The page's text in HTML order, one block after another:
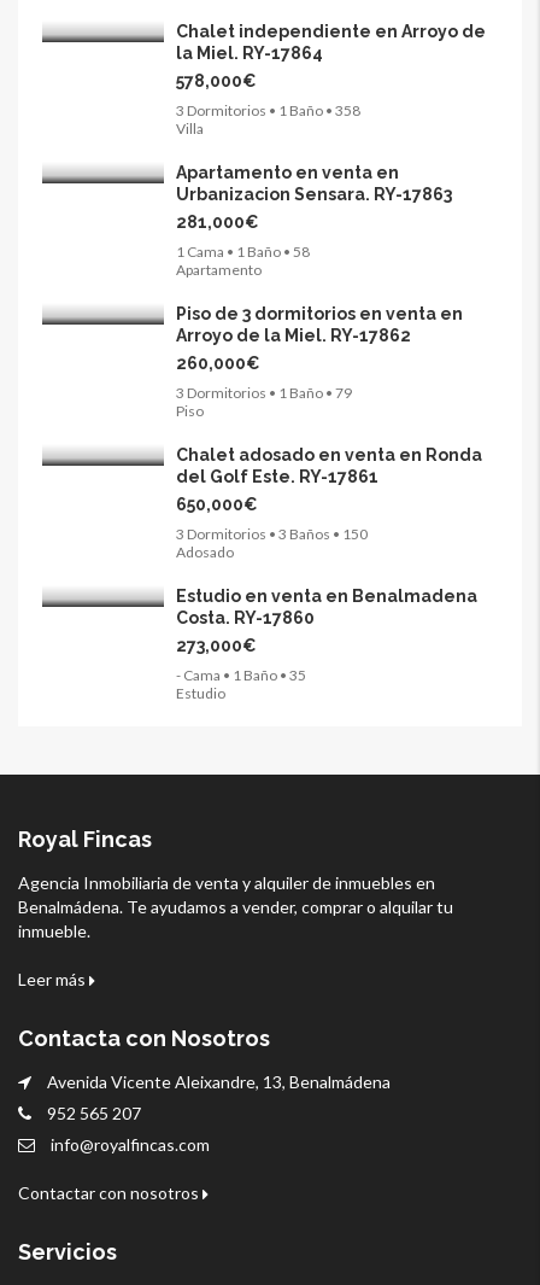
Chalet independiente en Arroyo de
la Miel. RY-17864
578,000€
3 Dormitorios • 1 Baño • 358
Villa
Apartamento en venta en
Urbanizacion Sensara. RY-17863
281,000€
1 Cama • 1 Baño • 58
Apartamento
Piso de 3 dormitorios en venta en
Arroyo de la Miel. RY-17862
260,000€
3 Dormitorios • 1 Baño • 79
Piso
Chalet adosado en venta en Ronda
del Golf Este. RY-17861
650,000€
3 Dormitorios • 3 Baños • 150
Adosado
Estudio en venta en Benalmadena
Costa. RY-17860
273,000€
- Cama • 1 Baño • 35
Estudio
Royal Fincas
Agencia Inmobiliaria de venta y alquiler de inmuebles en
Benalmádena. Te ayudamos a vender, comprar o alquilar tu
inmueble.
Leer más
Contacta con Nosotros
Avenida Vicente Aleixandre, 13, Benalmádena
952 565 207
info@royalfincas.com
Contactar con nosotros
Servicios